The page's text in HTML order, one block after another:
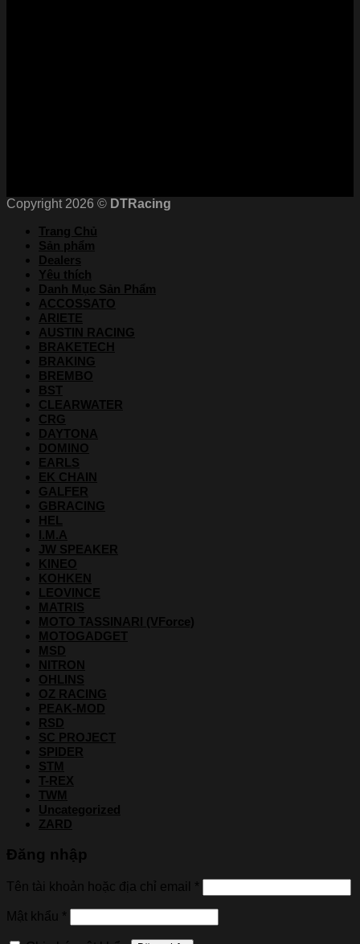
Copyright 2026 © DTRacing
Trang Chủ
Sản phẩm
Dealers
Yêu thích
Danh Mục Sản Phẩm
ACCOSSATO
ARIETE
AUSTIN RACING
BRAKETECH
BRAKING
BREMBO
BST
CLEARWATER
CRG
DAYTONA
DOMINO
EARLS
EK CHAIN
GALFER
GBRACING
HEL
I.M.A
JW SPEAKER
KINEO
KOHKEN
LEOVINCE
MATRIS
MOTO TASSINARI (VForce)
MOTOGADGET
MSD
NITRON
OHLINS
OZ RACING
PEAK-MOD
RSD
SC PROJECT
SPIDER
STM
T-REX
TWM
Uncategorized
ZARD
Đăng nhập
Tên tài khoản hoặc địa chỉ email *
Mật khẩu *